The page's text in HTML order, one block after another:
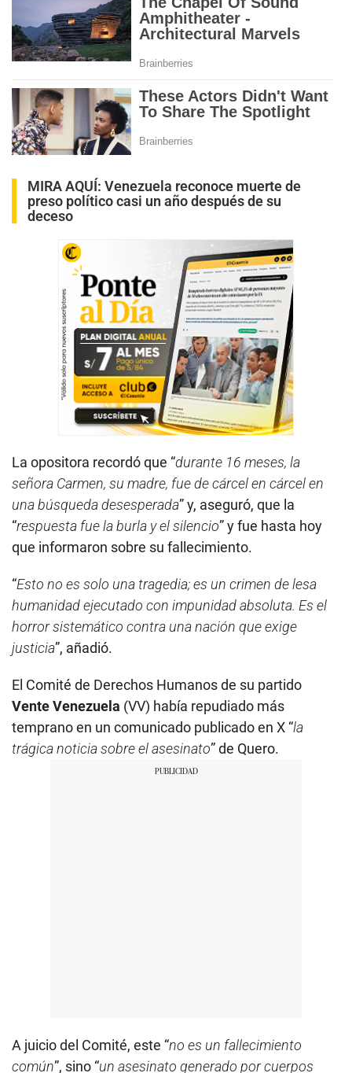
MIRA AQUÍ: Venezuela reconoce muerte de
preso político casi un año después de su
deceso
La opositora recordó que “durante 16 meses, la
señora Carmen, su madre, fue de cárcel en cárcel en
una búsqueda desesperada” y, aseguró, que la
“respuesta fue la burla y el silencio” y fue hasta hoy
que informaron sobre su fallecimiento.
“Esto no es solo una tragedia; es un crimen de lesa
humanidad ejecutado con impunidad absoluta. Es el
horror sistemático contra una nación que exige
justicia”, añadió.
El Comité de Derechos Humanos de su partido
Vente Venezuela (VV) había repudiado más
temprano en un comunicado publicado en X “la
trágica noticia sobre el asesinato” de Quero.
A juicio del Comité, este “no es un fallecimiento
común”, sino “un asesinato generado por cuerpos